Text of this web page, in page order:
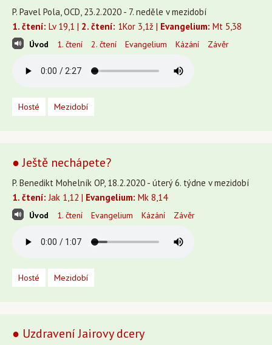
P. Pavel Pola, OCD, 23.2.2020 - 7. neděle v mezidobí
1. čtení: Lv 19,1 | 2. čtení: 1Kor 3,1ž | Evangelium: Mt 5,38
Úvod 1. čtení 2. čtení Evangelium Kázání Závěr
Hosté Mezidobí
● Ještě nechápete?
P. Benedikt Mohelník OP, 18.2.2020 - úterý 6. týdne v mezidobí
1. čtení: Jak 1,12 | Evangelium: Mk 8,14
Úvod 1. čtení Evangelium Kázání Závěr
Hosté Mezidobí
● Uzdravení Jairovy dcery